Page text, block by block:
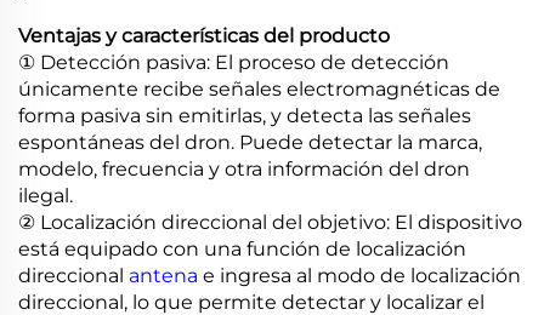
Ventajas y características del producto
① Detección pasiva: El proceso de detección
únicamente recibe señales electromagnéticas de
forma pasiva sin emitirlas, y detecta las señales
espontáneas del dron. Puede detectar la marca,
modelo, frecuencia y otra información del dron
ilegal.
② Localización direccional del objetivo: El dispositivo
está equipado con una función de localización
direccional antena e ingresa al modo de localización
direccional, lo que permite detectar y localizar el